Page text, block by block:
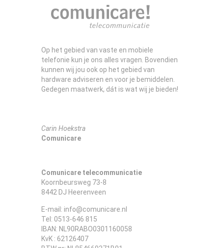
Op het gebied van vaste en mobiele
telefonie kun je ons alles vragen. Bovendien
kunnen wij jou ook op het gebied van
hardware adviseren en voor je bemiddelen.
Gedegen maatwerk, dát is wat wij je bieden!
Carin Hoekstra
Comunicare
Comunicare telecommunicatie
Koornbeursweg 73-8
8442 DJ Heerenveen
E-mail: info@comunicare.nl
Tel: 0513-646 815
IBAN: NL90RABO0301160058
KvK : 62126407